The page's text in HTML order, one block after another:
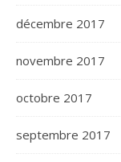
décembre 2017
novembre 2017
octobre 2017
septembre 2017